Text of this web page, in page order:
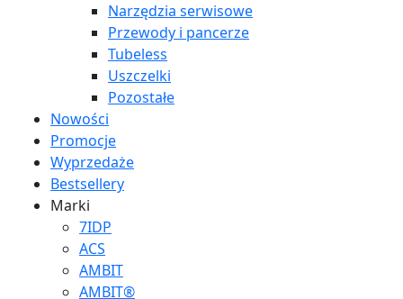
Narzędzia serwisowe
Przewody i pancerze
Tubeless
Uszczelki
Pozostałe
Nowości
Promocje
Wyprzedaże
Bestsellery
Marki
7IDP
ACS
AMBIT
AMBIT®